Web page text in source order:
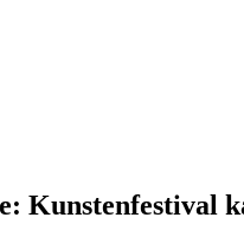
Kunstenfestival